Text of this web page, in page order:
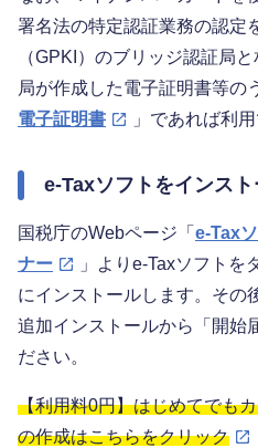
署名法の特定認証業務の認定
（GPKI）のブリッジ認証局
局が作成した電子証明書等の
電子証明書
」であれば利用
e-Taxソフトをインス
国税庁のWebページ「 e-Tax
ナー
」よりe-Taxソフトを
にインストールします。その
追加インストールから「開始
ださい。
【利用料0円】はじめてでも
の作成はこちらをクリック